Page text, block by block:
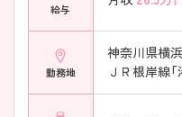
給与
勤務地
神奈川県横
ＪＲ根岸線